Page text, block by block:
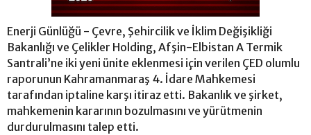
Enerji Günlüğü - Çevre, Şehircilik ve İklim Değişikliği
Bakanlığı ve Çelikler Holding, Afşin-Elbistan A Termik
Santrali’ne iki yeni ünite eklenmesi için verilen ÇED olumlu
raporunun Kahramanmaraş 4. İdare Mahkemesi
tarafından iptaline karşı itiraz etti. Bakanlık ve şirket,
mahkemenin kararının bozulmasını ve yürütmenin
durdurulmasını talep etti.